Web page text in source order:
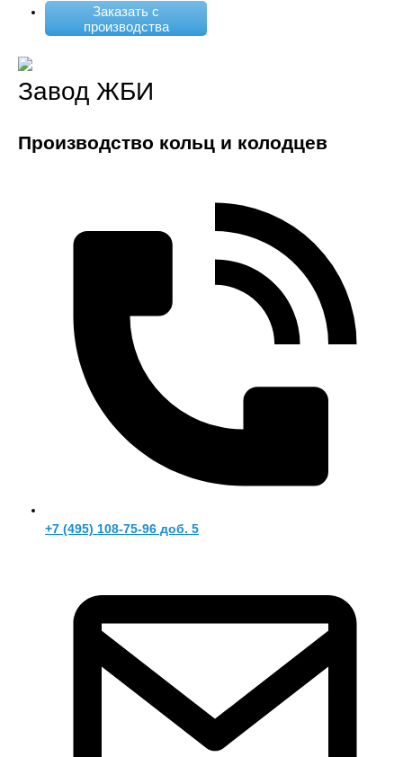
Заказать с
производства
Завод ЖБИ
Производство кольц и колодцев
+7 (495) 108-75-96 доб. 5